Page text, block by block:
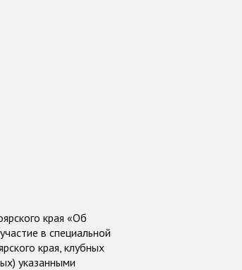
края «Об
в специальной
края, клубных
указанными